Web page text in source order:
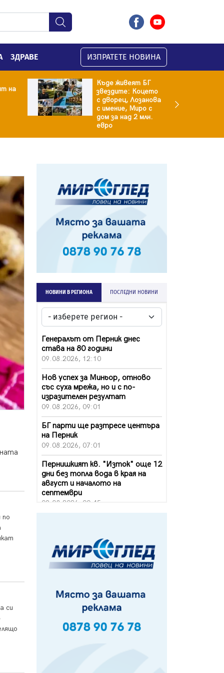
ЗДРАВЕ ИЗПРАТЕТЕ НОВИНА
на
Къде живеят БГ
звездите: Коцето
с дворец, Лозанова
с имение, Миро с
дом за над 2 млн.
евро
по
си
НОВИНИ В РЕГИОНА ПОСЛЕДНИ НОВИНИ
Генералът от Перник днес
става на 80 години
09.08.2026, 12:10
Нов успех за Миньор, отново
със суха мрежа, но и с по-
изразителен резултат
09.08.2026, 09:01
БГ парти ще разтресе центъра
на Перник
09.08.2026, 07:01
Пернишкият кв. "Изток" още 12
дни без топла вода в края на
август и началото на
септември
09.08.2026, 00:45
08.08.2026, 00:24
Феновете на "Миньор"
превземат Разлог
Ремонтът на ул. "Ален мак" в
Перник е в заключителен етап